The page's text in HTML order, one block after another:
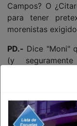
Campos? O
para tener
morenistas
PD.- Dice "Moni"
(y
"amadrinando", y
no le quita el